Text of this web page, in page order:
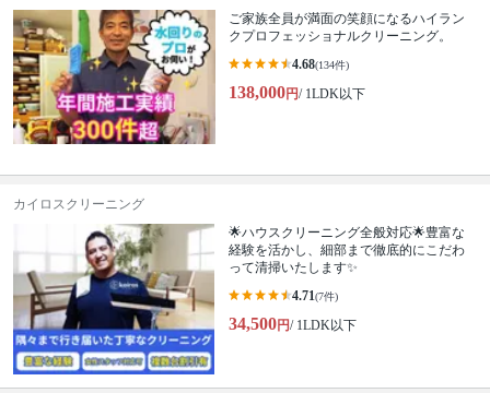
ご家族全員が満面の笑顔になるハイラン
クプロフェッショナルクリーニング。
4.68(134件)
138,000円/ 1LDK以下
カイロスクリーニング
🌟ハウスクリーニング全般対応🌟豊富な
経験を活かし、細部まで徹底的にこだわ
って清掃いたします✨
4.71(7件)
34,500円/ 1LDK以下